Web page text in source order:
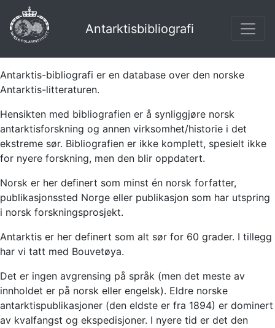
Antarktisbibliografi
Antarktis-bibliografi er en database over den norske
Antarktis-litteraturen.
Hensikten med bibliografien er å synliggjøre norsk
antarktisforskning og annen virksomhet/historie i det
ekstreme sør. Bibliografien er ikke komplett, spesielt ikke
for nyere forskning, men den blir oppdatert.
Norsk er her definert som minst én norsk forfatter,
publikasjonssted Norge eller publikasjon som har utspring
i norsk forskningsprosjekt.
Antarktis er her definert som alt sør for 60 grader. I tillegg
har vi tatt med Bouvetøya.
Det er ingen avgrensing på språk (men det meste av
innholdet er på norsk eller engelsk). Eldre norske
antarktispublikasjoner (den eldste er fra 1894) er dominert
av kvalfangst og ekspedisjoner. I nyere tid er det den